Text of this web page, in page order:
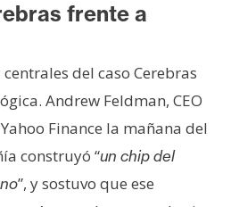
frente a
del caso Cerebras
Andrew Feldman, CEO
Finance la mañana del
construyó “un chip del
”, y sostuvo que ese